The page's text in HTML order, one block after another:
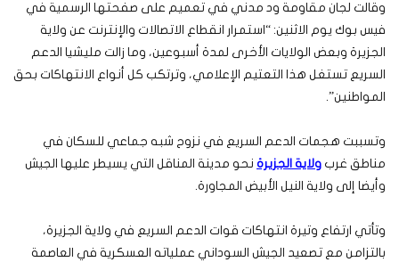
وقالت لجان مقاومة ود مدني في تعميم على صفحتها الرسمية في
فيس بوك يوم الاثنين: “استمرار انقطاع الاتصالات والإنترنت عن ولاية
الجزيرة وبعض الولايات الأخرى لمدة أسبوعين، وما زالت مليشيا الدعم
السريع تستغل هذا التعتيم الإعلامي، وترتكب كل أنواع الانتهاكات بحق
المواطنين”.
وتسببت هجمات الدعم السريع في نزوح شبه جماعي للسكان في
مناطق غرب ولاية الجزيرة نحو مدينة المناقل التي يسيطر عليها الجيش
وأيضا إلى ولاية النيل الأبيض المجاورة.
وتأتي ارتفاع وتيرة انتهاكات قوات الدعم السريع في ولاية الجزيرة،
بالتزامن مع تصعيد الجيش السوداني عملياته العسكرية في العاصمة